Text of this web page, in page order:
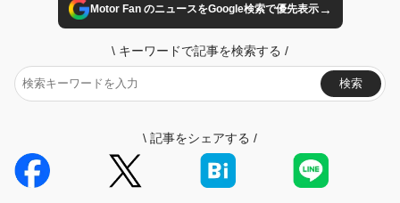
Motor Fan のニュースをGoogle検索で優先表示→
\ キーワードで記事を検索する /
検索
\ 記事をシェアする /